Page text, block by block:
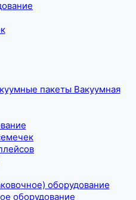
пакеты Вакуумная
оборудование
оборудование